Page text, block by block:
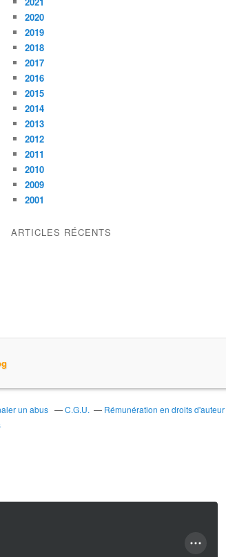
2020
2019
2018
2017
2016
2015
2014
2013
2012
2011
2010
2009
2001
ARTICLES RÉCENTS
un abus C.G.U. Rémunération en droits d'auteur